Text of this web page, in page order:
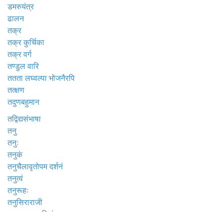
डमरुयंत्र
ढालन
तक्र
तक्र कुर्चिका
तक्र वर्ग
तण्डुल वारि
ततता लघ्वल्पा भोजनैरपि
तत्क्षण
तदुणबहुमान
तद्विद्यसंभाषा
तनु
तनुः
तनुकं
तनुचैलावृतोपम दर्शनं
तनुत्वं
तनुरूहः
तनुसिराराजी